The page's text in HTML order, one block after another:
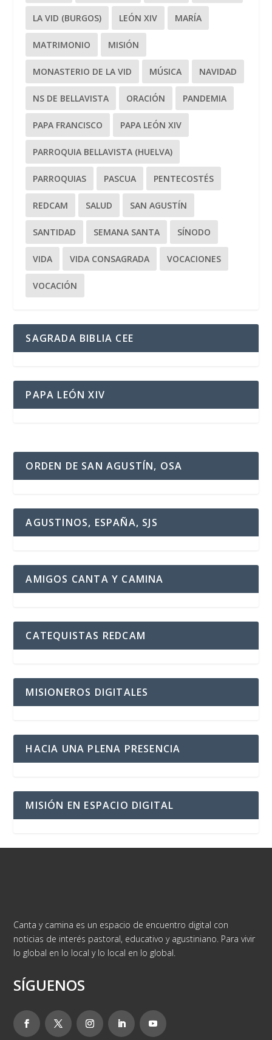
LA VID (BURGOS) LEÓN XIV MARÍA
MATRIMONIO MISIÓN
MONASTERIO DE LA VID MÚSICA NAVIDAD
NS DE BELLAVISTA ORACIÓN PANDEMIA
PAPA FRANCISCO PAPA LEÓN XIV
PARROQUIA BELLAVISTA (HUELVA)
PARROQUIAS PASCUA PENTECOSTÉS
REDCAM SALUD SAN AGUSTÍN
SANTIDAD SEMANA SANTA SÍNODO
VIDA VIDA CONSAGRADA VOCACIONES
VOCACIÓN
SAGRADA BIBLIA CEE
PAPA LEÓN XIV
ORDEN DE SAN AGUSTÍN, OSA
AGUSTINOS, ESPAÑA, SJS
AMIGOS CANTA Y CAMINA
CATEQUISTAS REDCAM
MISIONEROS DIGITALES
HACIA UNA PLENA PRESENCIA
MISIÓN EN ESPACIO DIGITAL
Canta y camina es un espacio de encuentro digital con
noticias de interés pastoral, educativo y agustiniano. Para vivir
lo global en lo local y lo local en lo global.
SÍGUENOS